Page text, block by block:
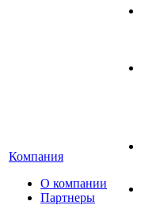
Компания
О компании
Партнеры